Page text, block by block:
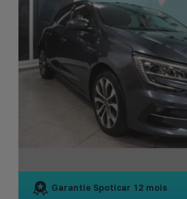
Garantie Spoticar 12 mois